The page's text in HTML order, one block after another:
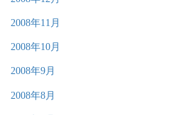
2008年11月
2008年10月
2008年9月
2008年8月